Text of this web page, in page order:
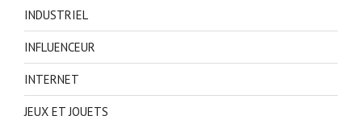
INDUSTRIEL
INFLUENCEUR
INTERNET
JEUX ET JOUETS